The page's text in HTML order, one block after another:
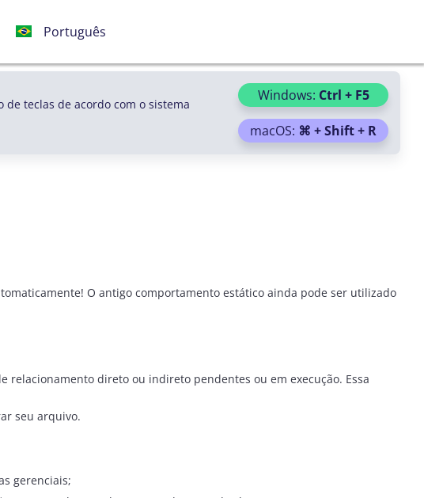
Português
English
de teclas de acordo com o sistema
Windows: Ctrl + F5
macOS: ⌘ + Shift + R
O antigo comportamento estático ainda pode ser utilizado
relacionamento direto ou indireto pendentes ou em execução. Essa
seu arquivo.
gerenciais;